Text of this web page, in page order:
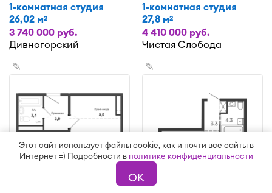
Этот сайт использует файлы cookie, как и почти все сайты в
Интернет =) Подробности в политике конфиденциальности
ОК
1-комнатная студия
26,02 м2
3 740 000 руб.
Дивногорский
1-комнатная студия
27,8 м2
4 410 000 руб.
Чистая Слобода
✎ ✎